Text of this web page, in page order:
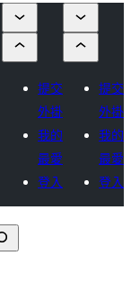
提交
外掛
我的
最愛
登入
提交
外掛
我的
最愛
登入